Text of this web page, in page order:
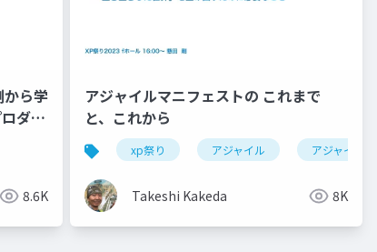
心理的安全性
から学
ダク
8.6K
アジャイルマニフェストの これまで
と、これから
xp祭り アジャイル アジャイル
Takeshi Kakeda 8K